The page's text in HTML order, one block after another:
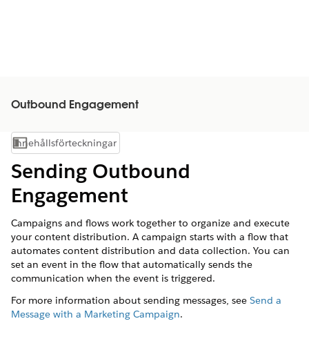
Outbound Engagement
Visa innehållsförteckning
Innehållsförteckningar
Sending Outbound
Engagement
Campaigns and flows work together to organize and execute
your content distribution. A campaign starts with a flow that
automates content distribution and data collection. You can
set an event in the flow that automatically sends the
communication when the event is triggered.
For more information about sending messages, see Send a
Message with a Marketing Campaign.